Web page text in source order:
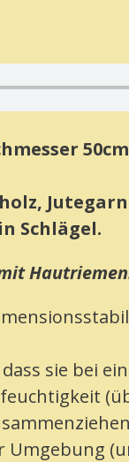
50cm
Schlägel.
sie bei